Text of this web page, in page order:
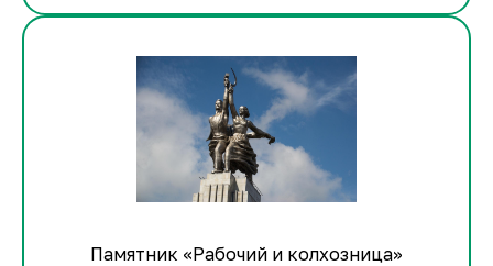
Памятник «Рабочий и колхозница»